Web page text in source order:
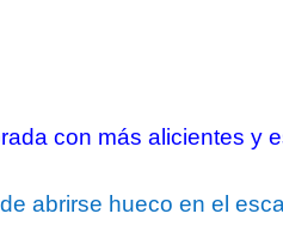
con más alicientes y
abrirse hueco en el